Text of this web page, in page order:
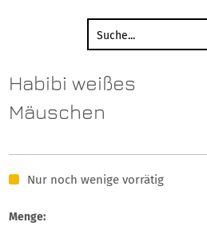
Habibi weißes
Mäuschen
Nur noch wenige vorrätig
Menge: